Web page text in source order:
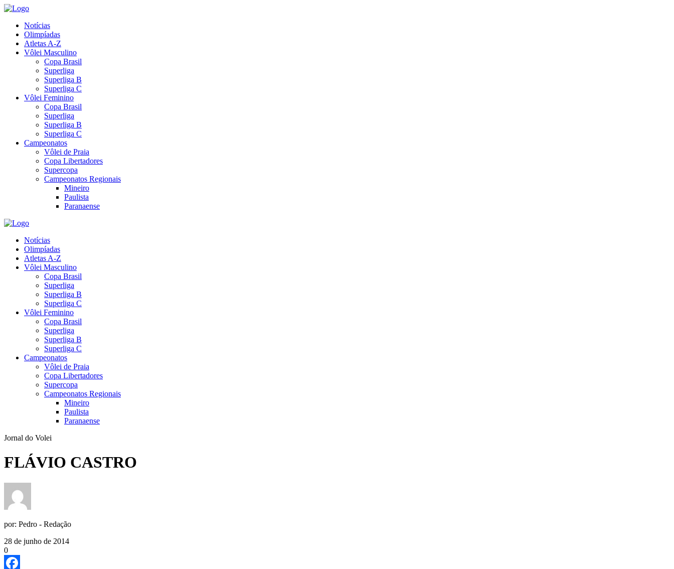
Notícias
Olimpíadas
Atletas A-Z
Vôlei Masculino
Copa Brasil
Superliga
Superliga B
Superliga C
Vôlei Feminino
Copa Brasil
Superliga
Superliga B
Superliga C
Campeonatos
Vôlei de Praia
Copa Libertadores
Supercopa
Campeonatos Regionais
Mineiro
Paulista
Paranaense
Notícias
Olimpíadas
Atletas A-Z
Vôlei Masculino
Copa Brasil
Superliga
Superliga B
Superliga C
Vôlei Feminino
Copa Brasil
Superliga
Superliga B
Superliga C
Campeonatos
Vôlei de Praia
Copa Libertadores
Supercopa
Campeonatos Regionais
Mineiro
Paulista
Paranaense
Jornal do Volei
FLÁVIO CASTRO
por: Pedro - Redação
28 de junho de 2014
0